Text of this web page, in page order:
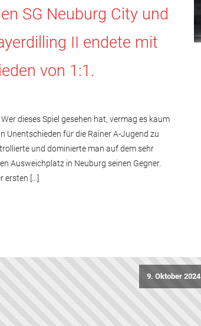
SG Neuburg City und
II endete mit
von 1:1.
dieses Spiel gesehen hat, vermag es kaum
Unentschieden für die Rainer A-Jugend zu
und dominierte man auf dem sehr
Ausweichplatz in Neuburg seinen Gegner.
ersten […]
9. Oktober 2024